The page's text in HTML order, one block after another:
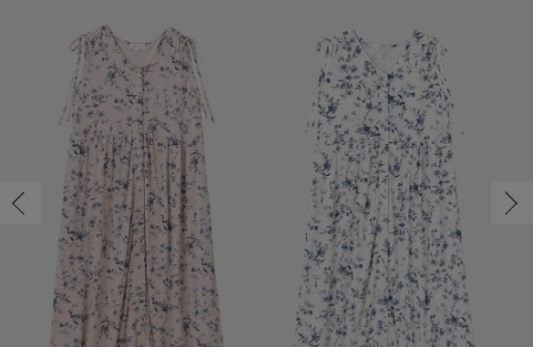
マタニティ パンツ
マタニティ スカート
マタニティ トップス
マタニティ アウター（コート）・ママコート
マタニティ ショーツ
妊婦帯・腹帯・産前ガードル
マタニティ 授乳 キャミソール
産褥ショーツ
骨盤・マタニティベルト （妊娠中・産後）
産後 ガードル インナー
マタニティ 腹巻き
授乳トップス
マタニティ オフィス 通勤服
マタニティ ドレス（結婚式・お呼ばれ）
マタニティ フォーマル パンツ・ボトムス
授乳 ケープ
マタニティレギンス
【アウトレット】トップス・授乳トップス
【アウトレット】ボトムス
【アウトレット】パジャマ
【アウトレット】インナー
【アウトレット】ベビー
透け防止
見えてもカワイイ
コットン素材
冷房対策
接触冷感素材
Tシャツブラ
ブラトップ
再入荷｜アウター トップス
パンツ
スカート
パジャマ
インナー
雑貨
ベビー
MAX55%OFF ブラックフ
【37周年祭セール】
【〜10℃】3月中旬
涼しくて可愛い「ワ
デニム
レギンス
オフィス
きれいめトップス派
きれいめスカート派
きれいめ美脚パンツ派
ツィード派
王道シンプル派
セットアップ派
マタニティインナー
ベビー
【オフィスカジュア
パンツタイプ
【フォーマル】ボト
【フォーマル】トッ
【ベビー】半袖
【ベビー】グッズ
2WAYオール
コンビ肌着
短肌着
セット
快適ウェア10%OFF
Aライン ・フレアワ
Iライン ・タイトシル
ジャンパースカート/
ワーク・オフィス
カジュアル
フォーマル / オケー
あったかアイテム｜
〜5,000円（税込）
〜10,000円（税込）
10,001円（税込）〜
女の子におススメの
男の子におススメの
定番ギフト
もらって嬉しいギフト
綿混素材
腹巻・ひざ上パンツ
保温&リカバリー
レギンス・タイツ
カップ付きインナー
あったか度◎
裏起毛素材
赤ちゃんへ使うもの
産後に使うグッズ
【冬のあったか特集
【冬のあったか特集
【冬のあったか特集